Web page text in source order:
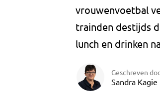
vrouwenvoetbal
trainden destijds
lunch en drinken
Geschreven
Sandra Kagie